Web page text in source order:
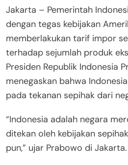
Jakarta – Pemerintah
dengan tegas kebijakan
memberlakukan tarif impor
terhadap sejumlah produk
Presiden Republik Indonesia
menegaskan bahwa
pada tekanan sepihak dari
“Indonesia adalah negara
ditekan oleh kebijakan
pun,” ujar Prabowo di Jakarta.